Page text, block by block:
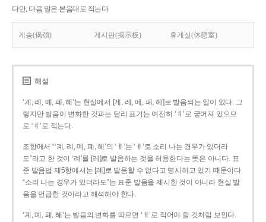
다만, 다음 말은 본음대로 적는다.
게송(偈頌) 게시판(揭示板) 휴게실(休憩室)
해설
‘계, 례, 몌, 폐, 혜’는 현실에서 [게, 레, 메, 페, 헤]로 발음되는 일이 있다. 그
렇지만 발음이 변화한 것과는 달리 표기는 여전히 ‘ㅖ’로 굳어져 있으므
로 ‘ㅖ’로 적는다.
조항에서 “‘계, 례, 몌, 폐, 혜’의 ‘ㅖ’는 ‘ㅔ’로 소리 나는 경우가 있더라
도”라고 한 것이 ‘례’를 [레]로 발음하는 것을 허용한다는 뜻은 아니다. 표
준 발음법 제5항에서는 [레]로 발음할 수 없다고 명시하고 있기 때문이다.
“소리 나는 경우가 있더라도”는 표준 발음을 제시한 것이 아니라 현실 발
음을 언급한 것이라고 해석해야 한다.
‘계, 몌, 폐, 혜’는 발음의 변화를 따르면 ‘ㅔ’로 적어야 할 것처럼 보인다.